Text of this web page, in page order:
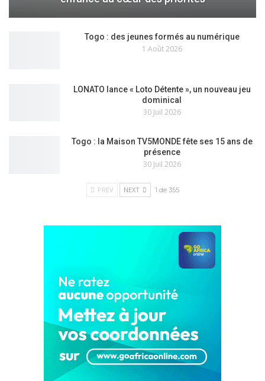
Togo : des jeunes formés au numérique
1 Août 2026
LONATO lance « Loto Détente », un nouveau jeu
dominical
30 Juil 2026
Togo : la Maison TV5MONDE fête ses 15 ans de
présence
30 Juil 2026
PREV NEXT 1 de 355